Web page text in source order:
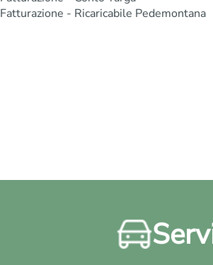
Fatturazione - Ricaricabile Pedemontana